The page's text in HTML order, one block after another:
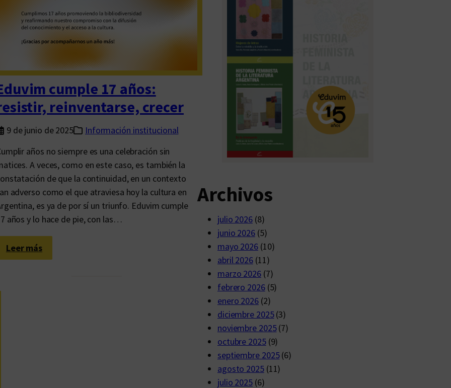
l
r
d
a
d
d
e
u
i
e
n
e
s
c
r
t
é
t
c
o
y
l
e
a
l
cumple 17 años:
reinventarse, crecer
9 de junio de 2025
Información institucional
años no siempre es una celebración sin
A veces, como en este caso, es también la
de que la continuidad, en un contexto
adverso como el que atraviesa hoy la cultura en
es ya de por sí un triunfo. Eduvim cumple
años y lo hace de pie, con las…
Leer más:
E
Archivos
julio 2026(8)
junio 2026(5)
mayo 2026 (10)
abril 2026(11)
marzo 2026(7)
febrero 2026(5)
enero 2026(2)
diciembre 2025(3)
noviembre 2025(7)
octubre 2025(9)
septiembre 2025(6)
agosto 2025(11)
julio 2025(6)